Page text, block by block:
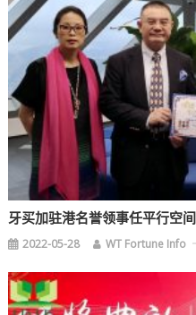
牙买加驻港名誉领事任平行空
2022-05-28 WT Fortune Info